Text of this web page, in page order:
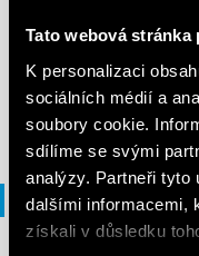
Tato webová stránka
K personalizaci
sociálních médií a
soubory cookie.
sdílíme se svými
analýzy. Partneři tyto
dalšími informacemi,
získali v důsledku
EN|5 MB| .PDF
Prohlášení o